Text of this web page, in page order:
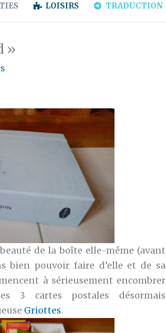
LOISIRS TRADUCTION
»
de la boîte elle-même (avant
bien pouvoir faire d’elle et de sa
à sérieusement encombrer
3 cartes postales désormais
Griottes.